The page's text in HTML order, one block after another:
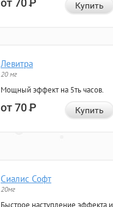
от 70Р Купить
Левитра
20 мг
Мощный эффект на 5ть часов.
от 70Р Купить
Сиалис Софт
20мг